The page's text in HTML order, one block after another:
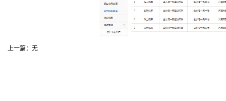
上一篇：无